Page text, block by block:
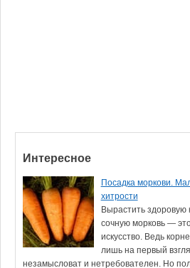
Интересное
Посадка моркови.
хитрости
Вырастить здоровую
сочную морковь —
искусство. Ведь
лишь на первый
незамысловат и нетребователен. Но